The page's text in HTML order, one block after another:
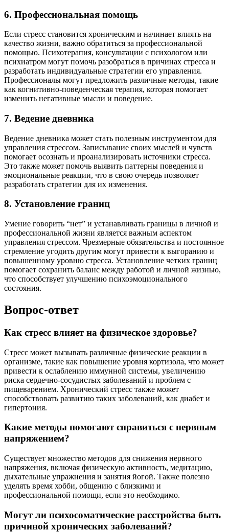
6. Профессиональная помощь
Если стресс становится хроническим и начинает влиять на
качество жизни, важно обратиться за профессиональной
помощью. Психотерапия, консультации с психологом или
психиатром могут помочь разобраться в причинах стресса и
разработать индивидуальные стратегии его управления.
Профессионалы могут предложить различные методы, такие
как когнитивно-поведенческая терапия, которая помогает
изменить негативные мысли и поведение.
7. Ведение дневника
Ведение дневника может стать полезным инструментом для
управления стрессом. Записывание своих мыслей и чувств
помогает осознать и проанализировать источники стресса.
Это также может помочь выявить паттерны поведения и
эмоциональные реакции, что в свою очередь позволяет
разработать стратегии для их изменения.
8. Установление границ
Умение говорить “нет” и устанавливать границы в личной и
профессиональной жизни является важным аспектом
управления стрессом. Чрезмерные обязательства и постоянное
стремление угодить другим могут привести к выгоранию и
повышенному уровню стресса. Установление четких границ
помогает сохранить баланс между работой и личной жизнью,
что способствует улучшению психоэмоционального
состояния.
Вопрос-ответ
Как стресс влияет на физическое здоровье?
Стресс может вызывать различные физические реакции в
организме, такие как повышение уровня кортизола, что может
привести к ослаблению иммунной системы, увеличению
риска сердечно-сосудистых заболеваний и проблем с
пищеварением. Хронический стресс также может
способствовать развитию таких заболеваний, как диабет и
гипертония.
Какие методы помогают справиться с нервным
напряжением?
Существует множество методов для снижения нервного
напряжения, включая физическую активность, медитацию,
дыхательные упражнения и занятия йогой. Также полезно
уделять время хобби, общению с близкими и
профессиональной помощи, если это необходимо.
Могут ли психосоматические расстройства быть
причиной хронических заболеваний?